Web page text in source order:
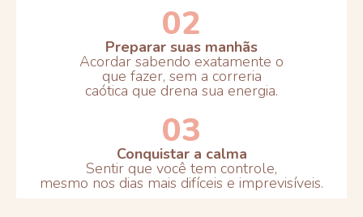
02
Preparar suas manhãs
Acordar sabendo exatamente o
que fazer, sem a correria
caótica que drena sua energia.
03
Conquistar a calma
Sentir que você tem controle,
mesmo nos dias mais difíceis e imprevisíveis.